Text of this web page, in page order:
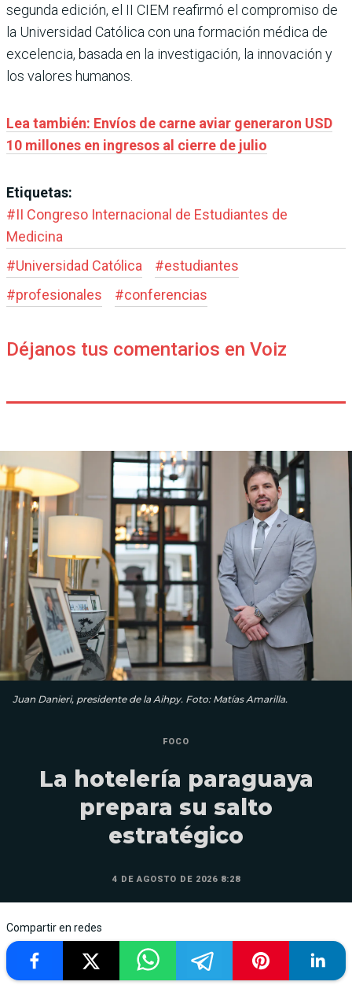
segunda edición, el II CIEM reafirmó el compromiso de
la Universidad Católica con una formación médica de
excelencia, basada en la investigación, la innovación y
los valores humanos.
Lea también: Envíos de carne aviar generaron USD
10 millones en ingresos al cierre de julio
Etiquetas:
#II Congreso Internacional de Estudiantes de
Medicina
#Universidad Católica #estudiantes
#profesionales #conferencias
Déjanos tus comentarios en Voiz
Juan Danieri, presidente de la Aihpy. Foto: Matías Amarilla.
FOCO
La hotelería paraguaya
prepara su salto
estratégico
4 DE AGOSTO DE 2026 8:28
Compartir en redes